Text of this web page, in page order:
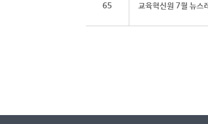
65 교육혁신원 7월 뉴스